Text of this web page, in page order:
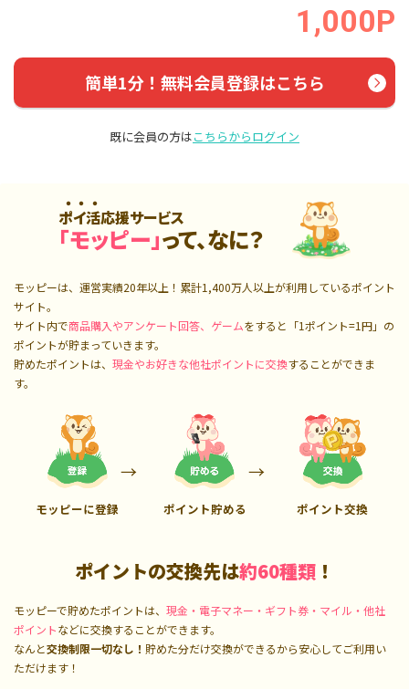
1,000P
簡単1分！無料会員登録はこちら
既に会員の方はこちらからログイン
ポイ活応援サービス
「モッピー」って、なに？
モッピーは、運営実績20年以上！累計1,400万人以上が利用しているポイント
サイト。
サイト内で商品購入やアンケート回答、ゲームをすると「1ポイント=1円」の
ポイントが貯まっていきます。
貯めたポイントは、 現金やお好きな他社ポイントに交換することができま
す。
モッピーに登録 ポイント貯める ポイント交換
ポイントの交換先は約60種類 ！
モッピーで貯めたポイントは、 現金・電子マネー・ギフト券・マイル・他社
ポイントなどに交換することができます。
なんと交換制限一切なし！ 貯めた分だけ交換ができるから安心してご利用い
ただけます！